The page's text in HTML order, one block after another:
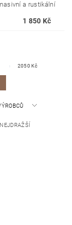
a rustikální
1 850 Kč
2050 Kč
NEJDRAŽŠÍ